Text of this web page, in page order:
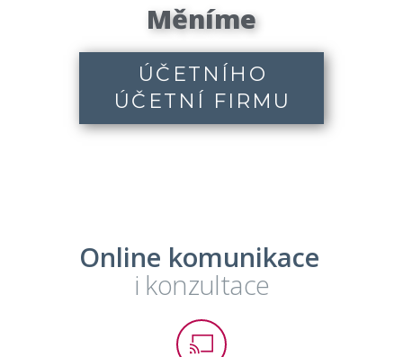
Měníme
ÚČETNÍHO
ÚČETNÍ FIRMU
Online komunikace
i konzultace